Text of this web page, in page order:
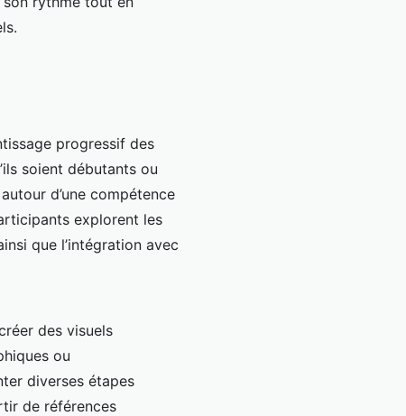
progressif des
soient débutants ou
autour d’une compétence
explorent les
que l’intégration avec
des visuels
ou
diverses étapes
de références